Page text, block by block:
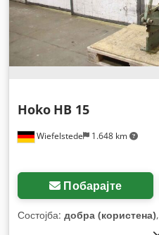
Wiefelstede 1.648 km
Hoko HB 15
Побарајте
Состојба: добра (користена),